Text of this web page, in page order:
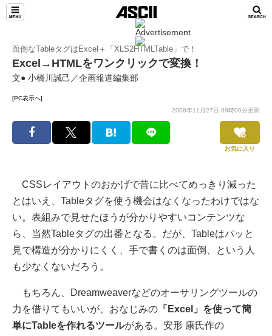
面倒なTableタグはExcel＋「XLS2HTMLTable」で！
Excel→HTMLをワンクリックで変換！
文● 小橋川誠己／企画報道編集部
[PC表示へ]
2008年11月27日 08時00分更新
お気に入り
CSSレイアウトのおかげで昔に比べてめっきり減った
とはいえ、Tableタグを使う機会はなくなったわけではな
い。表組みで見せたほうが分かりやすいコンテンツな
ら、当然Tableタグの出番となる。だが、Tableはパッと
見で構造が分かりにくく、手で書くのは面倒、という人
も少なくないだろう。
もちろん、Dreamweaverなどのオーサリングツールの
力を借りてもいいが、おなじみの 「Excel」を使って簡
単にTableを作れるツールがある。安形 康氏作の